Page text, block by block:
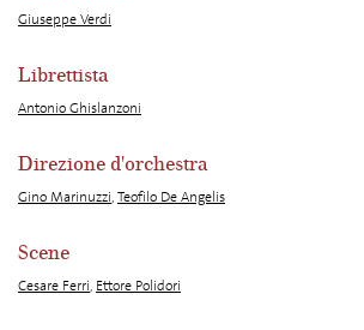
Giuseppe Verdi
Librettista
Antonio Ghislanzoni
Direzione d'orchestra
Gino Marinuzzi,Teofilo De Angelis
Scene
Cesare Ferri, Ettore Polidori